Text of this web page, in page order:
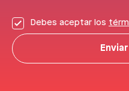
Debes aceptar los